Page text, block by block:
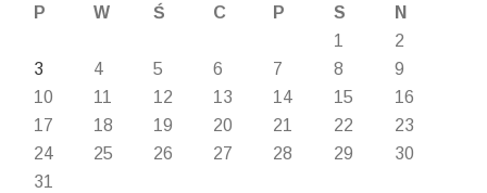
P
W Ś C P S
N
1
2
3
4 5 6 7 8
9
10
11 12 13 14 15
16
17
18 19 20 21 22
23
24
25 26 27 28 29
30
31